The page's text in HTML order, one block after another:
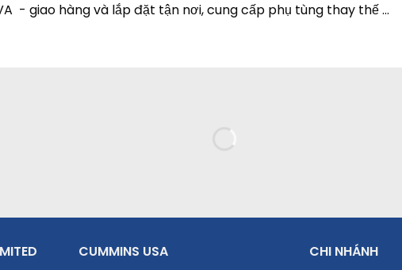
- giao hàng và lắp đặt tận nơi, cung cấp phụ tùng thay thế ...
CUMMINS USA CHI NHÁNH